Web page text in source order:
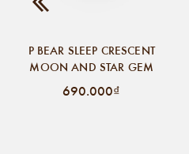
P BEAR SLEEP CRESCENT
MOON AND STAR GEM
690.000₫